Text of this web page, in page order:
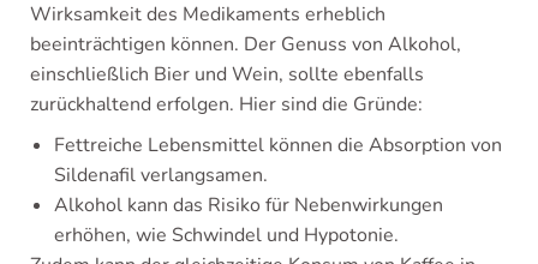
Wirksamkeit des Medikaments erheblich
beeinträchtigen können. Der Genuss von Alkohol,
einschließlich Bier und Wein, sollte ebenfalls
zurückhaltend erfolgen. Hier sind die Gründe:
Fettreiche Lebensmittel können die Absorption von
Sildenafil verlangsamen.
Alkohol kann das Risiko für Nebenwirkungen
erhöhen, wie Schwindel und Hypotonie.